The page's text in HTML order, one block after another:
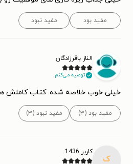
مفید بود مفید نبود
الناز باقرزادگان
توصیه می‌کنم.
خیلی خوب خلاصه شده. کتاب کاملش
مفید بود (۳) مفید نبود (۳)
ک
کاربر 1436